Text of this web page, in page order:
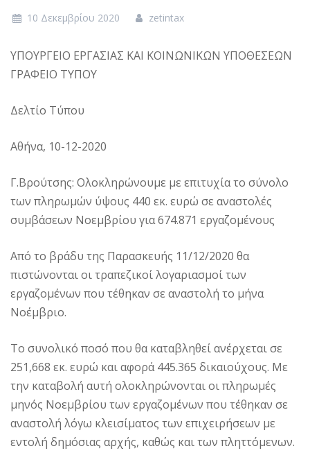
10 Δεκεμβρίου 2020 zetintax
ΥΠΟΥΡΓΕΙΟ EΡΓΑΣΙΑΣ ΚΑΙ ΚΟΙΝΩΝΙΚΩΝ ΥΠΟΘΕΣΕΩΝ
ΓΡΑΦΕΙΟ ΤΥΠΟΥ
Δελτίο Τύπου
Αθήνα, 10-12-2020
Γ.Βρούτσης: Ολοκληρώνουμε με επιτυχία το σύνολο
των πληρωμών ύψους 440 εκ. ευρώ σε αναστολές
συμβάσεων Νοεμβρίου για 674.871 εργαζομένους
Από το βράδυ της Παρασκευής 11/12/2020 θα
πιστώνονται οι τραπεζικοί λογαριασμοί των
εργαζομένων που τέθηκαν σε αναστολή το μήνα
Νοέμβριο.
Το συνολικό ποσό που θα καταβληθεί ανέρχεται σε
251,668 εκ. ευρώ και αφορά 445.365 δικαιούχους. Με
την καταβολή αυτή ολοκληρώνονται οι πληρωμές
μηνός Νοεμβρίου των εργαζομένων που τέθηκαν σε
αναστολή λόγω κλεισίματος των επιχειρήσεων με
εντολή δημόσιας αρχής, καθώς και των πληττόμενων.